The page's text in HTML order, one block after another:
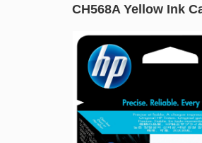
CH568A Yellow Ink